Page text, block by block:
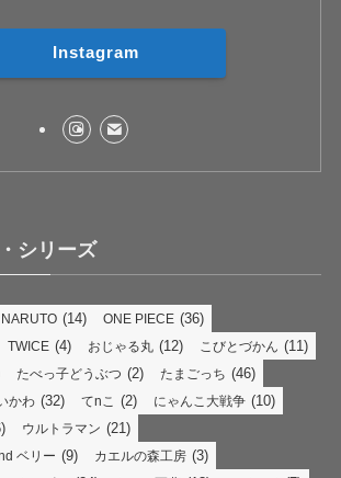
Instagram
シリーズ
NARUTO (14) ONE PIECE (36)
TWICE (4) おじゃる丸 (12) こびとづかん (11)
たべっ子どうぶつ (2) たまごっち (46)
かわ (32) てnこ (2) にゃんこ大戦争 (10)
ウルトラマン (21)
ベリー (9) カエルの森工房 (3)